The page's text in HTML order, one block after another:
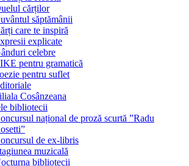
cărților
săptămânii
care te inspiră
explicate
celebre
pentru gramatică
pentru suflet
Cosânzeana
bibliotecii
național de proză scurtă ”Radu
de ex-libris
muzicală
bibliotecii